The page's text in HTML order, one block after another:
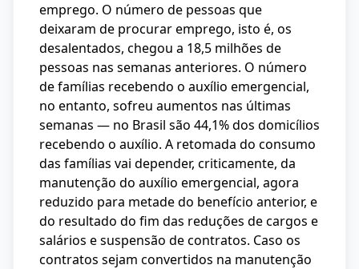
emprego. O número de pessoas que
deixaram de procurar emprego, isto é, os
desalentados, chegou a 18,5 milhões de
pessoas nas semanas anteriores. O número
de famílias recebendo o auxílio emergencial,
no entanto, sofreu aumentos nas últimas
semanas — no Brasil são 44,1% dos domicílios
recebendo o auxílio. A retomada do consumo
das famílias vai depender, criticamente, da
manutenção do auxílio emergencial, agora
reduzido para metade do benefício anterior, e
do resultado do fim das reduções de cargos e
salários e suspensão de contratos. Caso os
contratos sejam convertidos na manutenção